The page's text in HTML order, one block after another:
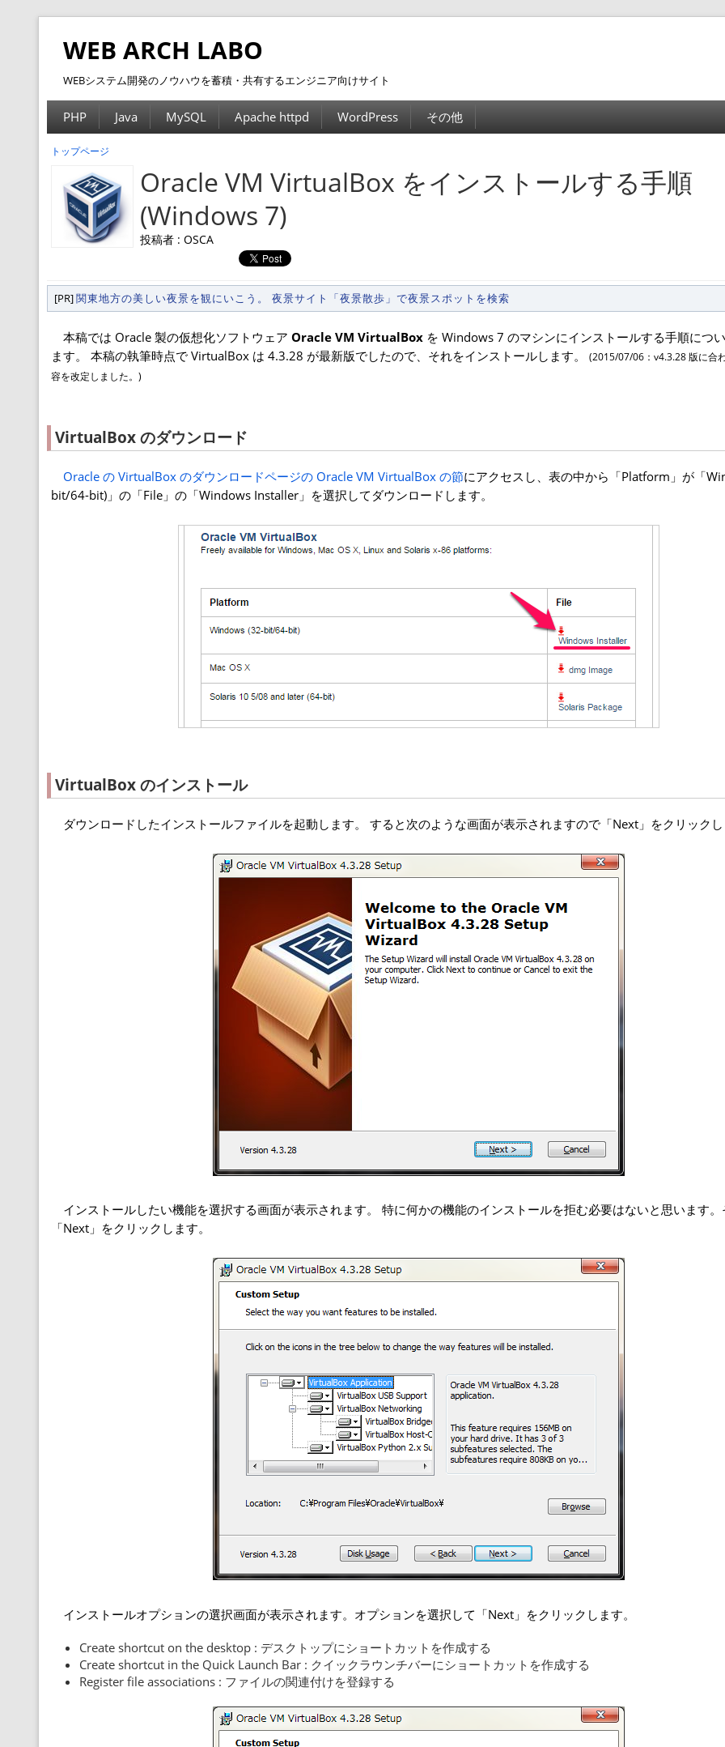
WEB ARCH LABO
WEBシステム開発のノウハウを蓄積・共有するエンジニア向けサイト
PHP Java MySQL Apache httpd WordPress その他
トップページ
Oracle VM VirtualBox をインストールする手順
(Windows 7)
投稿者 : OSCA
[PR]関東地方の美しい夜景を観にいこう。 夜景サイト「夜景散歩」で夜景スポットを検索
本稿では Oracle 製の仮想化ソフトウェア Oracle VM VirtualBox を Windows 7 のマシンにインストールする手順につ
ます。 本稿の執筆時点で VirtualBox は 4.3.28 が最新版でしたので、それをインストールします。 (2015/07/06：v4.3.28 版に合
容を改定しました。)
VirtualBox のダウンロード
Oracle の VirtualBox のダウンロードページの Oracle VM VirtualBox の節にアクセスし、表の中から「Platform」が「
bit/64-bit)」の「File」の「Windows Installer」を選択してダウンロードします。
VirtualBox のインストール
ダウンロードしたインストールファイルを起動します。 すると次のような画面が表示されますので「Next」をクリック
インストールしたい機能を選択する画面が表示されます。 特に何かの機能のインストールを拒む必要はないと思います
「Next」をクリックします。
インストールオプションの選択画面が表示されます。オプションを選択して「Next」をクリックします。
Create shortcut on the desktop : デスクトップにショートカットを作成する
Create shortcut in the Quick Launch Bar : クイックラウンチバーにショートカットを作成する
Register file associations : ファイルの関連付けを登録する